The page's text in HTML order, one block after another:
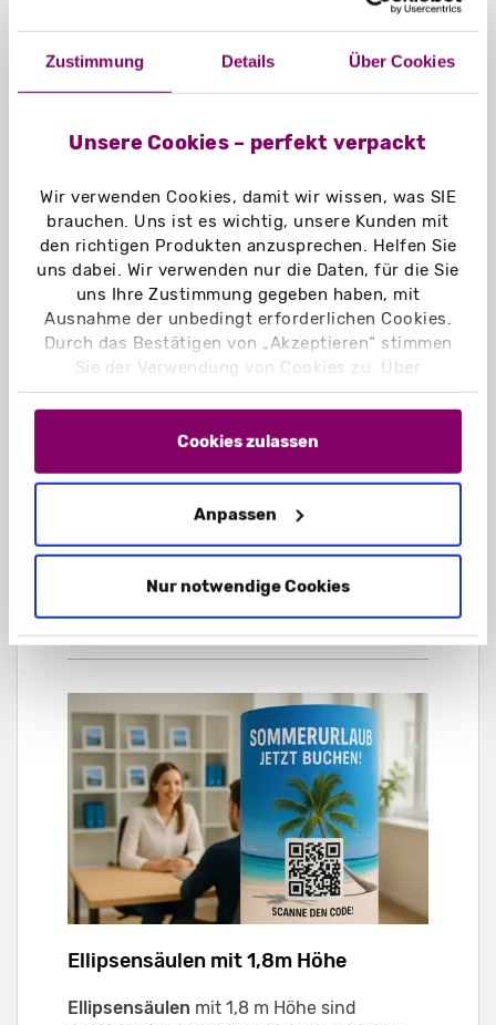
Zustimmung Details Über Cookies
Unsere Cookies – perfekt verpackt
Wir verwenden Cookies, damit wir wissen, was SIE
brauchen. Uns ist es wichtig, unsere Kunden mit
den richtigen Produkten anzusprechen. Helfen Sie
uns dabei. Wir verwenden nur die Daten, für die Sie
uns Ihre Zustimmung gegeben haben, mit
Ausnahme der unbedingt erforderlichen Cookies.
Durch das Bestätigen von „Akzeptieren“ stimmen
Sie der Verwendung von Cookies zu. Über
„Einstellungen“ können Sie auswählen, welche
Cookies Sie zulassen. Hier finden Sie unser
und unsereDatenschutzerklärung
Cookies zulassen
Anpassen
Nur notwendige Cookies
Codes, NFC-Chips oder personalisierten
URLs lassen sich Effektkarten direkt mit
digitalen Inhalten verbinden:
So wird die Karte zum Türöffner von der
Response-Quote und macht Kampagnen
messbar. Unternehmen profitieren von
einer emotionalen Ansprache ihrer
Zielgruppe und einem innovativen Image,
das sich klar vom Wettbewerb abhebt.
EFFEKTKARTEN
Ellipsensäulen mit 1,8m Höhe
Ellipsensäulen mit 1,8 m Höhe sind